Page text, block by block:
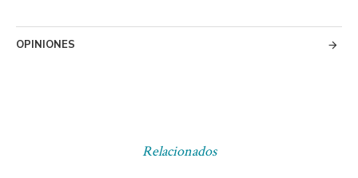
Relacionados
OPINIONES